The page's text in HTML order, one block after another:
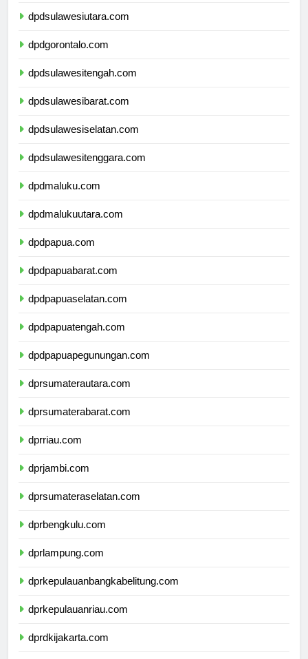
dpdsulawesiutara.com
dpdgorontalo.com
dpdsulawesitengah.com
dpdsulawesibarat.com
dpdsulawesiselatan.com
dpdsulawesitenggara.com
dpdmaluku.com
dpdmalukuutara.com
dpdpapua.com
dpdpapuabarat.com
dpdpapuaselatan.com
dpdpapuatengah.com
dpdpapuapegunungan.com
dprsumaterautara.com
dprsumaterabarat.com
dprriau.com
dprjambi.com
dprsumateraselatan.com
dprbengkulu.com
dprlampung.com
dprkepulauanbangkabelitung.com
dprkepulauanriau.com
dprdkijakarta.com